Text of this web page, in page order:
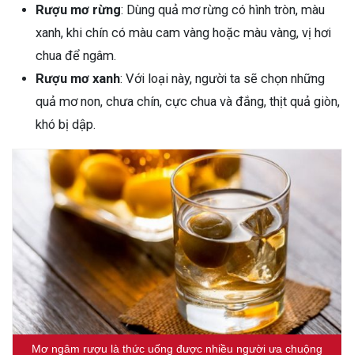
Rượu mơ rừng: Dùng quả mơ rừng có hình tròn, màu
xanh, khi chín có màu cam vàng hoặc màu vàng, vị hơi
chua để ngâm.
Rượu mơ xanh: Với loại này, người ta sẽ chọn những
quả mơ non, chưa chín, cực chua và đắng, thịt quả giòn,
khó bị dập.
Mơ ngâm rượu là thức uống được nhiều người ưa chuộng